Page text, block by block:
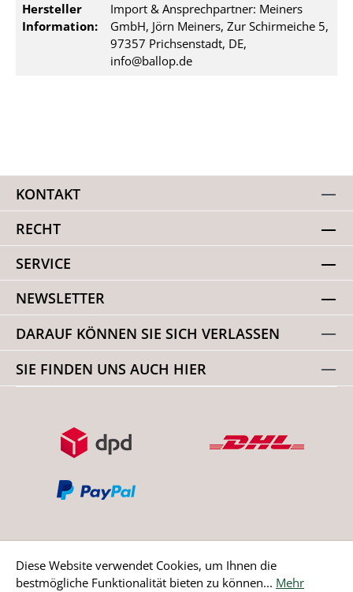
Hersteller
Information:
Import & Ansprechpartner: Meiners
GmbH, Jörn Meiners, Zur Schirmeiche 5,
97357 Prichsenstadt, DE,
info@ballop.de
KONTAKT
RECHT
SERVICE
NEWSLETTER
DARAUF KÖNNEN SIE SICH VERLASSEN
SIE FINDEN UNS AUCH HIER
Bestellung widerrufen
Diese Website verwendet Cookies, um Ihnen die
bestmögliche Funktionalität bieten zu können... Mehr